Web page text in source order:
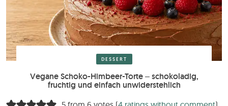
DESSERT
Vegane Schoko-Himbeer-Torte – schokoladig,
fruchtig und einfach unwiderstehlich